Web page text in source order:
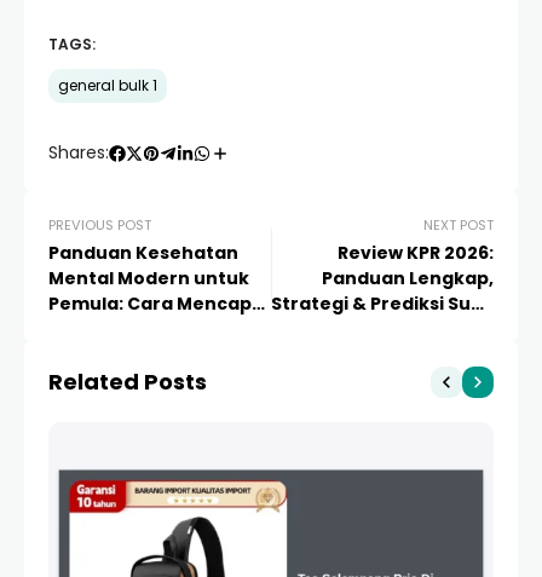
TAGS:
general bulk 1
Shares:
PREVIOUS POST
Panduan Kesehatan
Mental Modern untuk
Pemula: Cara Mencapai
NEXT POST
Review KPR 2026:
Panduan Lengkap,
Strategi & Prediksi Suku
Related Posts